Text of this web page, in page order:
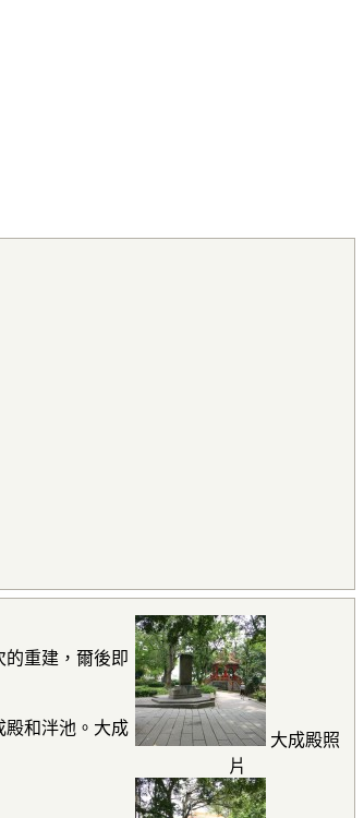
大成殿照
片
的重建，爾後即
殿和泮池。大成